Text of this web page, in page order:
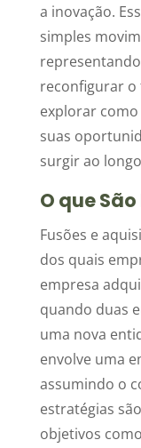
a inovação.
simples
reconfigurar o
explorar
suas
surgir ao
O que
Fusões e
dos quais
empresa
quando duas
uma nova
envolve uma
assumindo o
estratégias
objetivos